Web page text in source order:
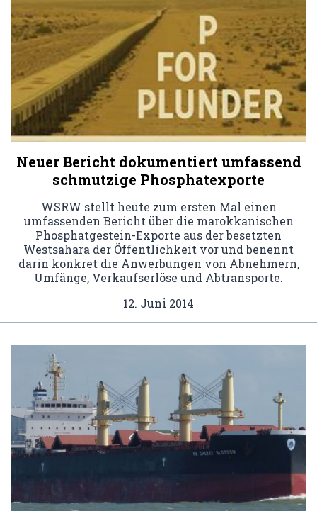
Neuer Bericht dokumentiert umfassend
schmutzige Phosphatexporte
WSRW stellt heute zum ersten Mal einen
umfassenden Bericht über die marokkanischen
Phosphatgestein-Exporte aus der besetzten
Westsahara der Öffentlichkeit vor und benennt
darin konkret die Anwerbungen von Abnehmern,
Umfänge, Verkaufserlöse und Abtransporte.
12. Juni 2014